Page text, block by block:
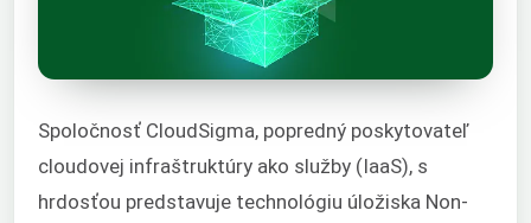
Spoločnosť CloudSigma, popredný poskytovateľ
cloudovej infraštruktúry ako služby (IaaS), s
hrdosťou predstavuje technológiu úložiska Non-